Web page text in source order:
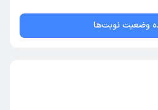
وضعیت نوبت‌ها